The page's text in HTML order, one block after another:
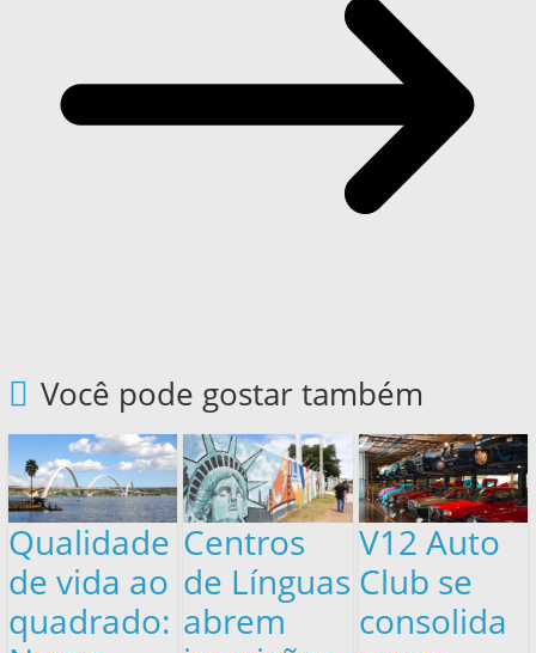
Você pode gostar também
Qualidade
de vida ao
quadrado:
Centros
de Línguas
abrem
V12 Auto
Club se
consolida